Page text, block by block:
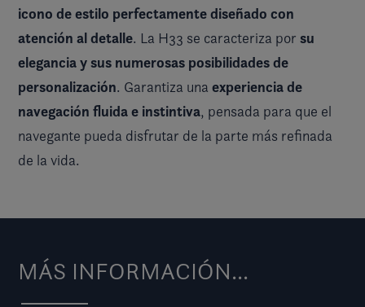
icono de estilo perfectamente diseñado con
atención al detalle. La H33 se caracteriza por su
elegancia y sus numerosas posibilidades de
personalización. Garantiza una experiencia de
navegación fluida e instintiva, pensada para que el
navegante pueda disfrutar de la parte más refinada
de la vida.
MÁS INFORMACIÓN...